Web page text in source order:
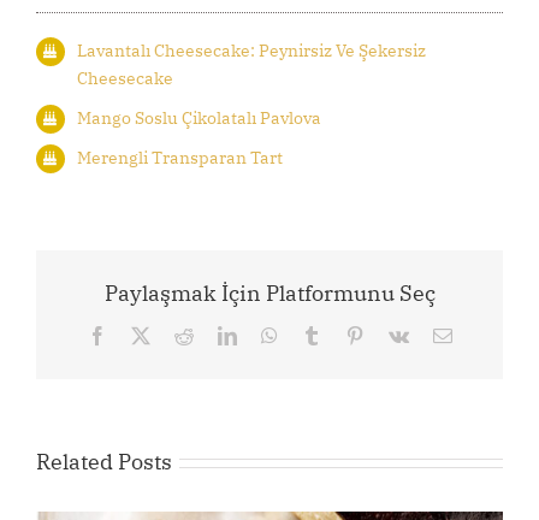
Lavantalı Cheesecake: Peynirsiz Ve Şekersiz
Cheesecake
Mango Soslu Çikolatalı Pavlova
Merengli Transparan Tart
Paylaşmak İçin Platformunu Seç
Facebook RedditLinkedInWhatsApp
Tumblr Pinterest
Vk Email
Related Posts